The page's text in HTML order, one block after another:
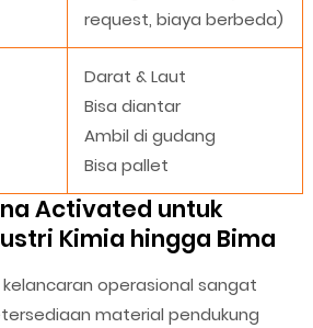
request, biaya berbeda)
Darat & Laut
Bisa diantar
Ambil di gudang
Bisa pallet
Activated untuk
Kimia hingga Bima
operasional sangat
material pendukung